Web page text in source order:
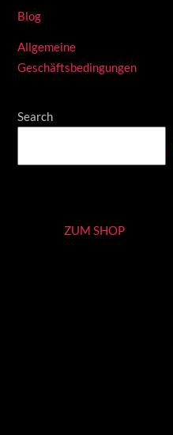
Blog
Allgemeine
Geschäftsbedingungen
Search
ZUM SHOP